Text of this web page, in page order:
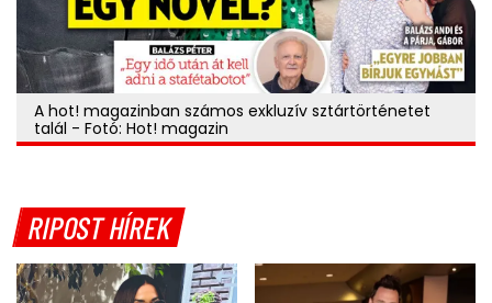
A hot! magazinban számos exkluzív sztártörténetet
talál - Fotó: Hot! magazin
RIPOST HÍREK